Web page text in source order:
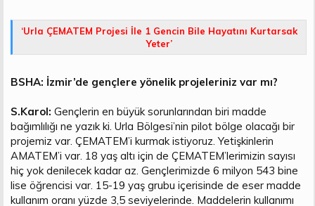
‘Urla ÇEMATEM Projesi İle 1 Gencin Bile Hayatını Kurtarsak
Yeter’
BSHA: İzmir’de gençlere yönelik projeleriniz var mı?
S.Karol: Gençlerin en büyük sorunlarından biri madde
bağımlılığı ne yazık ki. Urla Bölgesi’nin pilot bölge olacağı bir
projemiz var. ÇEMATEM’i kurmak istiyoruz. Yetişkinlerin
AMATEM’i var. 18 yaş altı için de ÇEMATEM’lerimizin sayısı
hiç yok denilecek kadar az. Gençlerimizde 6 milyon 543 bine
lise öğrencisi var. 15-19 yaş grubu içerisinde de eser madde
kullanım oranı yüzde 3,5 seviyelerinde. Maddelerin kullanımı